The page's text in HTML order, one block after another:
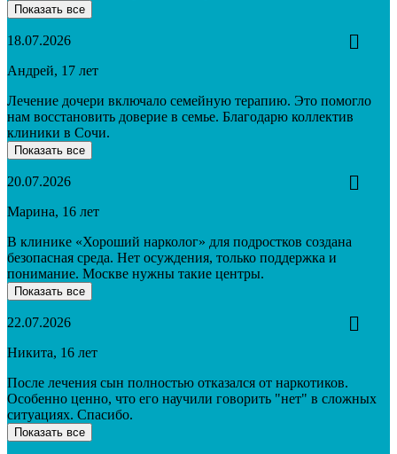
Показать все
18.07.2026
Андрей, 17 лет
Лечение дочери включало семейную терапию. Это помогло
нам восстановить доверие в семье. Благодарю коллектив
клиники в Сочи.
Показать все
20.07.2026
Марина, 16 лет
В клинике «Хороший нарколог» для подростков создана
безопасная среда. Нет осуждения, только поддержка и
понимание. Москве нужны такие центры.
Показать все
22.07.2026
Никита, 16 лет
После лечения сын полностью отказался от наркотиков.
Особенно ценно, что его научили говорить "нет" в сложных
ситуациях. Спасибо.
Показать все